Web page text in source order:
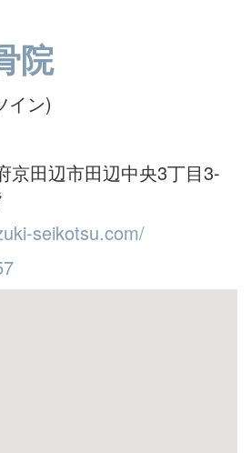
院
イン)
京田辺市田辺中央3丁目3-
seikotsu.com/